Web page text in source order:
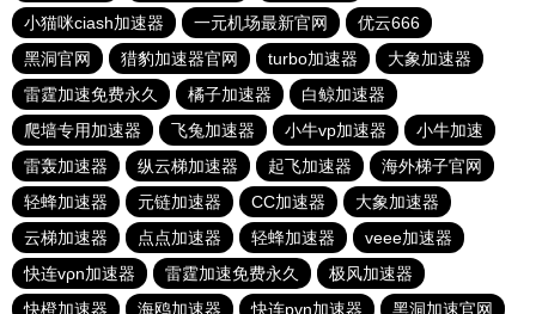
小猫咪ciash加速器
一元机场最新官网
优云666
黑洞官网
猎豹加速器官网 turbo加速器
大象加速器
雷霆加速免费永久
橘子加速器
白鲸加速器
爬墙专用加速器
飞兔加速器 小牛vp加速器
小牛加速
雷轰加速器
纵云梯加速器 起飞加速器
海外梯子官网
轻蜂加速器
元链加速器 CC加速器
大象加速器
云梯加速器
点点加速器 轻蜂加速器
veee加速器
快连vρn加速器
雷霆加速免费永久
极风加速器
快橙加速器
海鸥加速器 快连pvn加速器 黑洞加速官网